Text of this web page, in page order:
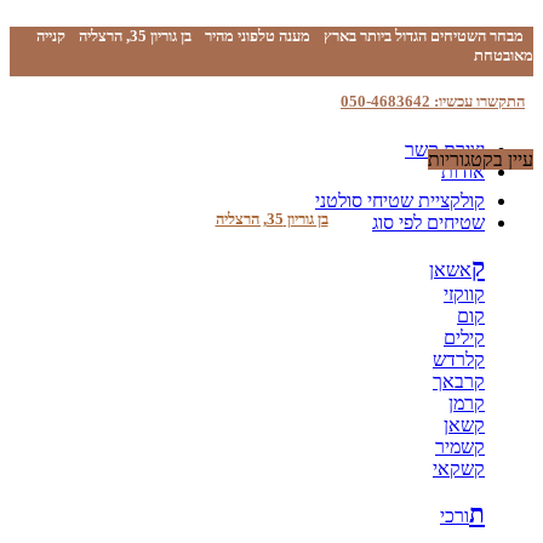
מבחר השטיחים הגדול ביותר בארץ מענה טלפוני מהיר בן גוריון 35, הרצליה
קנייה
מאובטחת
התקשרו עכשיו: 050-4683642
יצירת קשר
אודות
בן גוריון 35, הרצליה
עיין בקטגוריות
קולקציית שטיחי סולטני
שטיחים לפי סוג
קאשאן
קווקזי
קום
קילים
קלרדש
קרבאך
קרמן
קשאן
קשמיר
קשקאי
תורכי